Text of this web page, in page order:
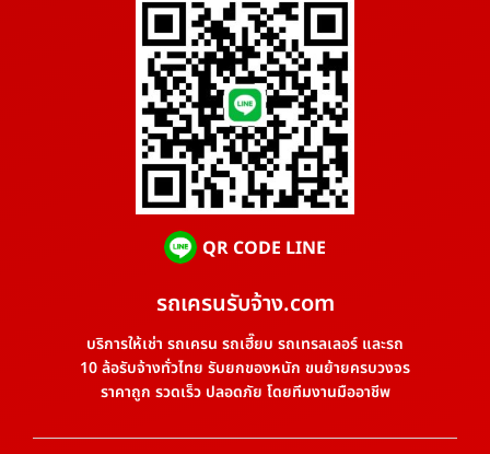
QR CODE LINE
รถเครนรับจ้าง.com
บริการให้เช่า รถเครน รถเฮี๊ยบ รถเทรลเลอร์ และรถ
10 ล้อรับจ้างทั่วไทย รับยกของหนัก ขนย้ายครบวงจร
ราคาถูก รวดเร็ว ปลอดภัย โดยทีมงานมืออาชีพ